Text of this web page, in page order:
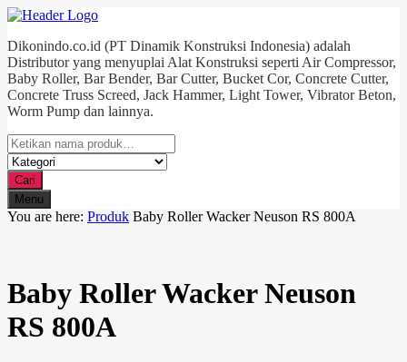
Dikonindo.co.id (PT Dinamik Konstruksi Indonesia) adalah
Distributor yang menyuplai Alat Konstruksi seperti Air Compressor,
Baby Roller, Bar Bender, Bar Cutter, Bucket Cor, Concrete Cutter,
Concrete Truss Screed, Jack Hammer, Light Tower, Vibrator Beton,
Worm Pump dan lainnya.
Cari
Menu
You are here: Produk Baby Roller Wacker Neuson RS 800A
Baby Roller Wacker Neuson
RS 800A